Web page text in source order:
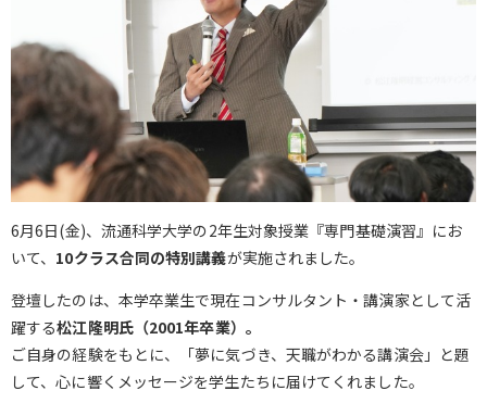
6月6日(金)、流通科学大学の2年生対象授業『専門基礎演習』にお
いて、 10クラス合同の特別講義が実施されました。
登壇したのは、本学卒業生で現在コンサルタント・講演家として活
躍する松江隆明氏（2001年卒業）。
ご自身の経験をもとに、「夢に気づき、天職がわかる講演会」と題
して、心に響くメッセージを学生たちに届けてくれました。